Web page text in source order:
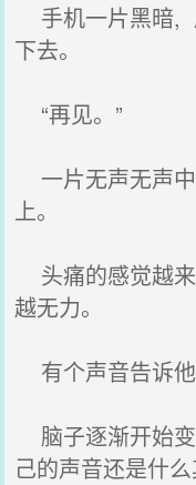
手机一片黑暗,
下去。
“再见。”
一片无声无声
上。
头痛的感觉越
越无力。
有个声音告诉
脑子逐渐开始
己的声音还是什么